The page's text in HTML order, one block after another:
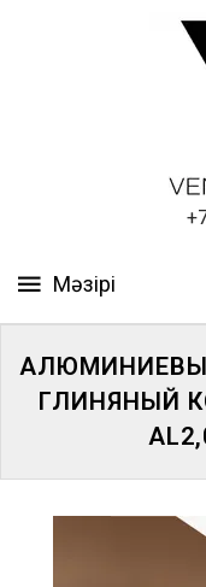
ПАНЕЛИ
ПРОЕКТИРОВАНИЕ
ГЛИНЯНЫЙ